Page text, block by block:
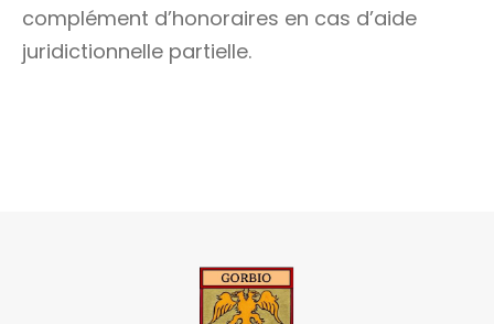
complément d’honoraires en cas d’aide
juridictionnelle partielle.